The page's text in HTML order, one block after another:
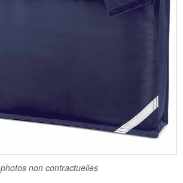
photos non contractuelles